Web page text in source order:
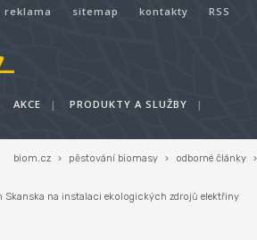
reklama sitemap kontakty RSS
AKCE | PRODUKTY A SLUŽBY
|
biom.cz › pěstování biomasy › odborné články ›
Skanska na instalaci ekologických zdrojů elektřiny